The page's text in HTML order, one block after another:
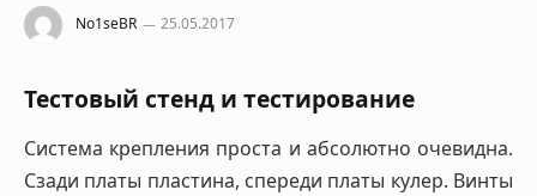
No1seBR 25.05.2017
Тестовый стенд и тестирование
Система крепления проста и абсолютно очевидна.
Сзади платы пластина, спереди платы кулер. Винты